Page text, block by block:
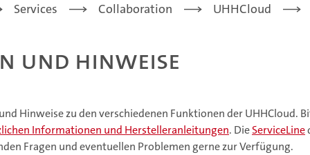
Services Collaboration UHHCloud
und Hinweise
Hinweise zu den verschiedenen Funktionen der UHHCloud.
Informationen und Herstelleranleitungen. DieServiceLine
Fragen und eventuellen Problemen gerne zur Verfügung.